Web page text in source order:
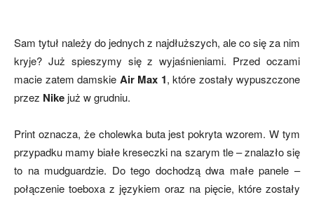
Sam tytuł należy do jednych z najdłuższych, ale co się za nim
kryje? Już spieszymy się z wyjaśnieniami. Przed oczami
macie zatem damskie Air Max 1, które zostały wypuszczone
przez Nikejuż w grudniu.
Print oznacza, że cholewka buta jest pokryta wzorem. W tym
przypadku mamy białe kreseczki na szarym tle – znalazło się
to na mudguardzie. Do tego dochodzą dwa małe panele –
połączenie toeboxa z językiem oraz na pięcie, które zostały